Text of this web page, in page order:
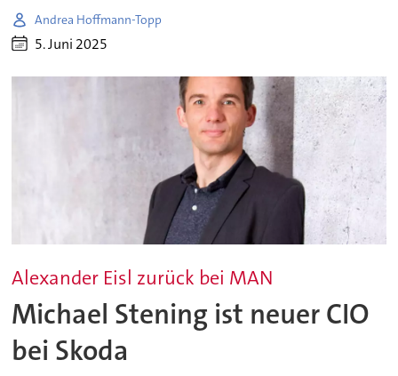
Andrea Hoffmann-Topp
5. Juni 2025
Alexander Eisl zurück bei MAN
Michael Stening ist neuer CIO
bei Skoda